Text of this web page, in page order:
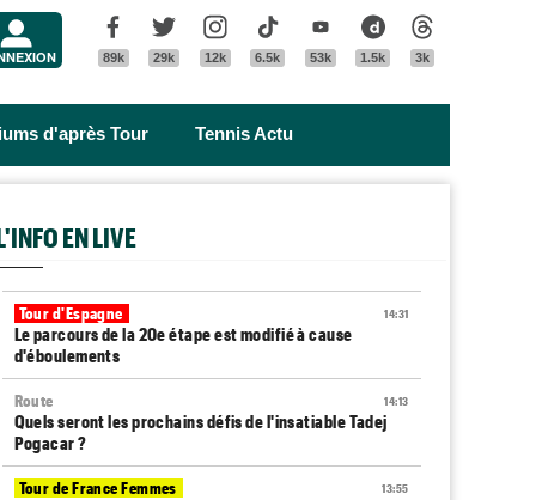
Facebook
89k
Twitter
29k
Instagram
12k
Tik Tok
6.5k
Youtube
53k
Dailymotion
1.5k 3k
d'après Tour Tennis Actu
EN LIVE
14:31
Tour d'Espagne
Le parcours de la 20e étape est modifié à cause
d'éboulements
14:13
Route
Quels seront les prochains défis de l'insatiable Tadej
Pogacar ?
13:55
Tour de France Femmes